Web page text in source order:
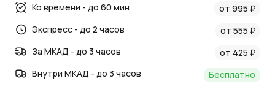
Ко времени - до 60 мин
от 995 ₽
Экспресс - до 2 часов
от 555 ₽
За МКАД - до 3 часов
от 425 ₽
Внутри МКАД - до 3 часов
Бесплатно